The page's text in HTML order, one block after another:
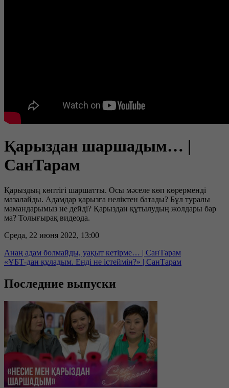
Қарыздан шаршадым… |
СанТарам
Қарыздың көптігі шаршатты. Осы мәселе көп көрерменді
мазалайды. Адамдар қарызға неліктен батады? Бұл туралы
мамандарымыз не дейді? Қарыздан құтылудың жолдары бар
ма? Толығырақ видеода.
Среда, 22 июня 2022, 13:00
Анаң адам болмайды, уақыт кетірме… | СанТарам
«ҰБТ-дан құладым. Енді не істеймін?» | СанТарам
Последние выпуски